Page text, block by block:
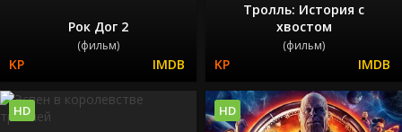
Рок Дог 2
(фильм)
Тролль: История с
хвостом
(фильм)
HD HD